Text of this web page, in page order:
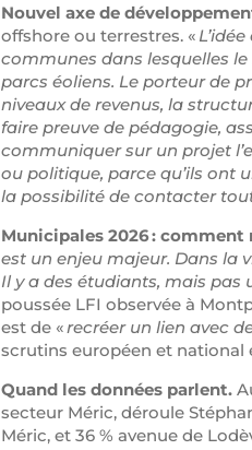
Nouvel axe de
offshore ou terrestres. «
communes dans lesquelles
parcs éoliens. Le porteur de
niveaux de revenus, la
faire preuve de pédagogie,
communiquer sur un projet
ou politique, parce qu’ils ont
la possibilité de contacter
Municipales 2026 :
est un enjeu majeur. Dans la
Il y a des étudiants, mais pas
poussée LFI observée à
est de «recréer un lien avec
scrutins européen et national
Quand les données parlent.
secteur Méric, déroule
Méric, et 36 % avenue de